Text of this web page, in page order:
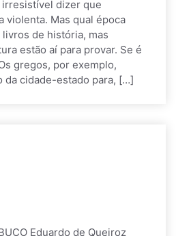
irresistível dizer que
violenta. Mas qual época
de história, mas
estão aí para provar. Se é
gregos, por exemplo,
da cidade-estado para, […]
Eduardo de Queiroz